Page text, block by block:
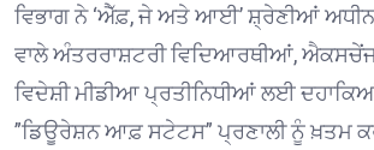
ਵਿਭਾਗ ਨੇ ‘ਐੱਫ਼, ਜੇ ਅਤੇ ਆਈ’ ਸ਼੍ਰੇਣੀਆਂ
ਵਾਲੇ ਅੰਤਰਰਾਸ਼ਟਰੀ ਵਿਦਿਆਰਥੀਆਂ,
ਵਿਦੇਸ਼ੀ ਮੀਡੀਆ ਪ੍ਰਤੀਨਿਧੀਆਂ ਲਈ
”ਡਿਊਰੇਸ਼ਨ ਆਫ਼ ਸਟੇਟਸ” ਪ੍ਰਣਾਲੀ ਨੂੰ ਖ਼ਤਮ